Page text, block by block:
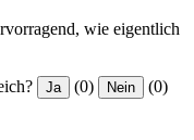
wie eigentlich
Ja (0) Nein (0)